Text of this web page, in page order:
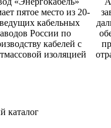
пятое место из 20-
кабельных
России по
кабелей с
изоляцией
каталог